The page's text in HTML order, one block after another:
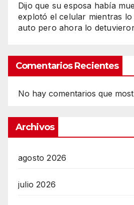
Dijo que su esposa había
explotó el celular mientras
auto pero ahora lo
Comentarios Recientes
No hay comentarios que
Archivos
agosto 2026
julio 2026